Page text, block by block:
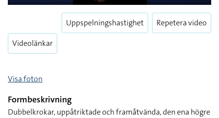
Play
Enter
Videolänkar
Uppspelningshastighet Repetera video
Visa foton
Formbeskrivning
Dubbelkrokar, uppåtriktade och framåtvända, den ena högre